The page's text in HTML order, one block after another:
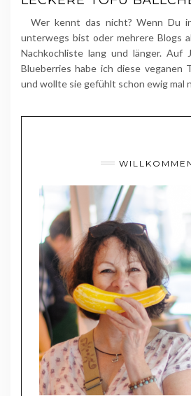
Wer kennt das nicht? Wenn Du
unterwegs bist oder mehrere Blogs
Nachkochliste lang und länger. Auf
Blueberries habe ich diese veganen
und wollte sie gefühlt schon ewig mal